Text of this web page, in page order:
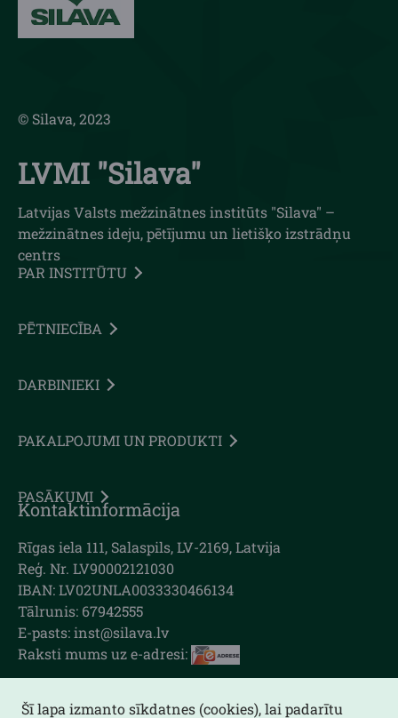
© Silava, 2023
LVMI "Silava"
Latvijas Valsts mežzinātnes institūts "Silava" –
mežzinātnes ideju, pētījumu un lietišķo izstrādņu
centrs
PAR INSTITŪTU
PĒTNIECĪBA
DARBINIEKI
PAKALPOJUMI UN PRODUKTI
PASĀKUMI
Kontaktinformācija
Rīgas iela 111, Salaspils, LV-2169, Latvija
Reģ. Nr. LV90002121030
IBAN: LV02UNLA0033330466134
Tālrunis: 67942555
E-pasts: inst@silava.lv
Raksti mums uz e-adresi:
Šī lapa izmanto sīkdatnes (cookies), lai padarītu